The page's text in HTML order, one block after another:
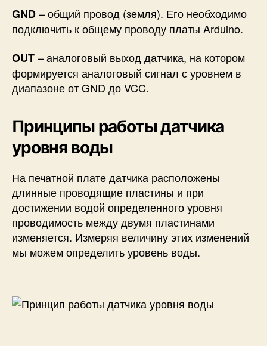
GND– общий провод (земля). Его необходимо
подключить к общему проводу платы Arduino.
OUT– аналоговый выход датчика, на котором
формируется аналоговый сигнал с уровнем в
диапазоне от GND до VCC.
Принципы работы датчика
уровня воды
На печатной плате датчика расположены
длинные проводящие пластины и при
достижении водой определенного уровня
проводимость между двумя пластинами
изменяется. Измеряя величину этих изменений
мы можем определить уровень воды.